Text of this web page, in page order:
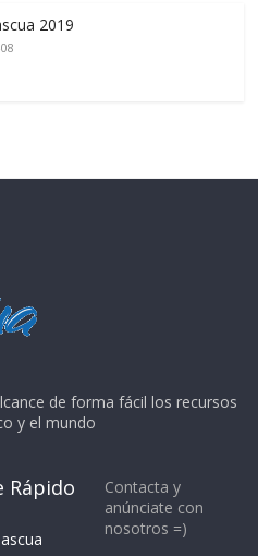
2019
de forma fácil los recursos
y el mundo
Rápido
Contacta y
anúnciate con
nosotros =)